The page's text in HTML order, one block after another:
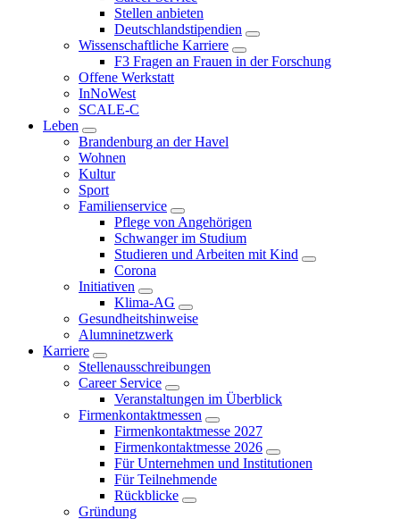
Stellen anbieten
Deutschlandstipendien
Wissenschaftliche Karriere
F3 Fragen an Frauen in der Forschung
Offene Werkstatt
InNoWest
SCALE-C
Leben
Brandenburg an der Havel
Wohnen
Kultur
Sport
Familienservice
Pflege von Angehörigen
Schwanger im Studium
Studieren und Arbeiten mit Kind
Corona
Initiativen
Klima-AG
Gesundheitshinweise
Alumninetzwerk
Karriere
Stellenausschreibungen
Career Service
Veranstaltungen im Überblick
Firmenkontaktmessen
Firmenkontaktmesse 2027
Firmenkontaktmesse 2026
Für Unternehmen und Institutionen
Für Teilnehmende
Rückblicke
Gründung